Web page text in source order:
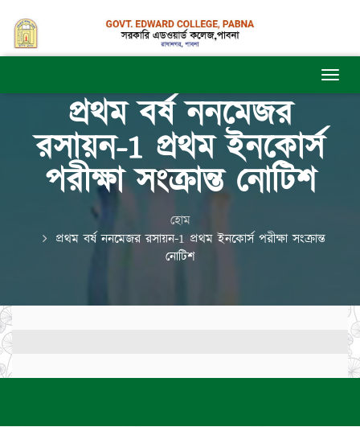
প্রথম বর্ষ ননমেজর
রসায়ন-1 প্রথম ইনকোর্স
পরীক্ষা সংক্রান্ত নোটিশ
হোম
প্রথম বর্ষ ননমেজর রসায়ন-1 প্রথম ইনকোর্স পরীক্ষা সংক্রান্ত
নোটিশ